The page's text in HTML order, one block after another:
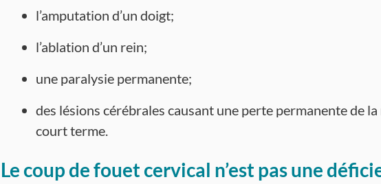
l’amputation d’un doigt;
l’ablation d’un rein;
une paralysie permanente;
des lésions cérébrales causant une perte permanente de la
court terme.
Le coup de fouet cervical n’est pas une